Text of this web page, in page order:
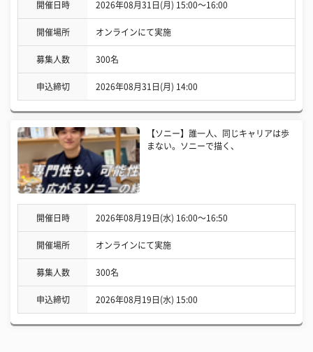
開催日時 2026年08月31日(月) 15:00〜16:00
開催場所 オンラインにて実施
募集人数 300名
申込締切 2026年08月31日(月) 14:00
【ソニー】誰一人、同じキャリアは歩
まない。ソニーで描く、
開催日時 2026年08月19日(水) 16:00〜16:50
開催場所 オンラインにて実施
募集人数 300名
申込締切 2026年08月19日(水) 15:00